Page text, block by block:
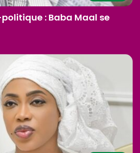
: Baba Maal se